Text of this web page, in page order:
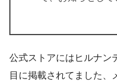
公式ストアにはヒルナン
目に掲載されてました、